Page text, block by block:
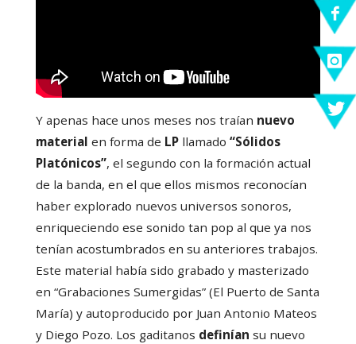
Y apenas hace unos meses nos traían nuevo
material en forma de LPllamado “Sólidos
Platónicos”, el segundo con la formación actual
de la banda, en el que ellos mismos reconocían
haber explorado nuevos universos sonoros,
enriqueciendo ese sonido tan pop al que ya nos
tenían acostumbrados en su anteriores trabajos.
Este material había sido grabado y masterizado
en “Grabaciones Sumergidas” (El Puerto de Santa
María) y autoproducido por Juan Antonio Mateos
y Diego Pozo. Los gaditanos definían su nuevo